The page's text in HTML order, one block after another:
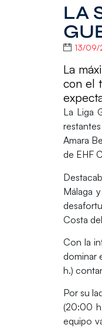
LA
13/09/
La
con el
La Liga
Amara
de EHF
Málaga
Costa
Con la
dominar
h.)
Por su
(20:00
equipo